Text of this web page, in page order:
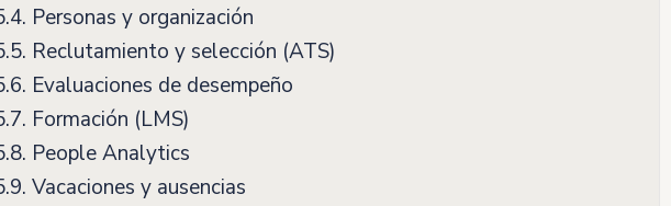
Personas y organización
Reclutamiento y selección (ATS)
Evaluaciones de desempeño
Formación (LMS)
People Analytics
Vacaciones y ausencias